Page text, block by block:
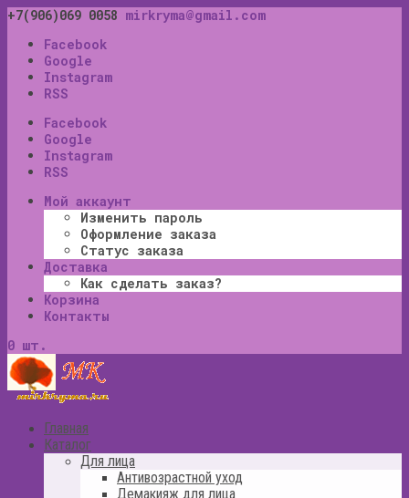
+7(906)069 0058 mirkryma@gmail.com
Facebook
Google
Instagram
RSS
Facebook
Google
Instagram
RSS
Мой аккаунт
Изменить пароль
Оформление заказа
Статус заказа
Доставка
Как сделать заказ?
Корзина
Контакты
0 шт.
Главная
Каталог
Для лица
Антивозрастной уход
Демакияж для лица